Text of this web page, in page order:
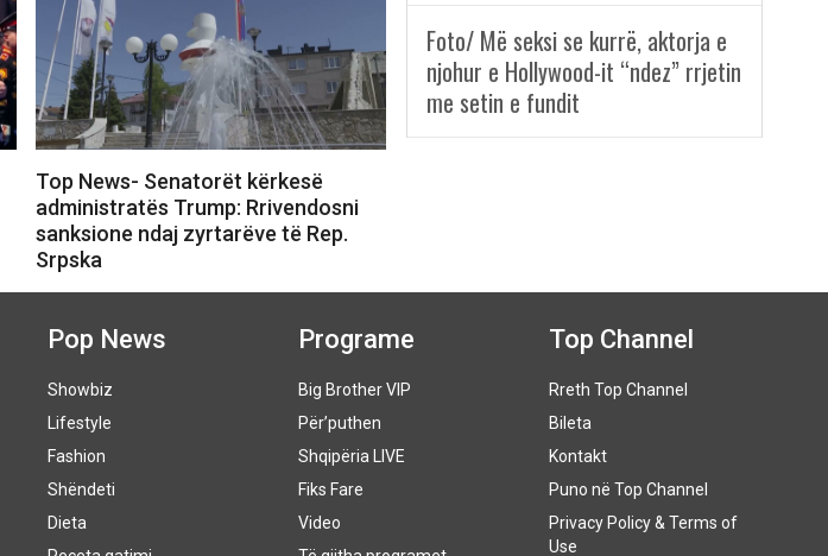
Top News- Senatorët kërkesë
administratës Trump: Rrivendosni
sanksione ndaj zyrtarëve të Rep.
Srpska
Foto/ Më seksi se kurrë, aktorja e
njohur e Hollywood-it “ndez” rrjetin
me setin e fundit
Pop News
Showbiz
Lifestyle
Fashion
Shëndeti
Dieta
Programe
Big Brother VIP
Për’puthen
Shqipëria LIVE
Fiks Fare
Video
Top Channel
Rreth Top Channel
Bileta
Kontakt
Puno në Top Channel
Privacy Policy & Terms of
Use